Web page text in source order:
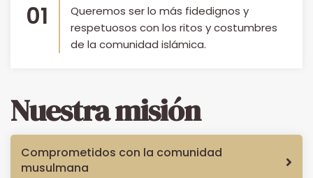
01
Queremos ser lo más fidedignos y
respetuosos con los ritos y costumbres
de la comunidad islámica.
Nuestra misión
Comprometidos con la comunidad
musulmana